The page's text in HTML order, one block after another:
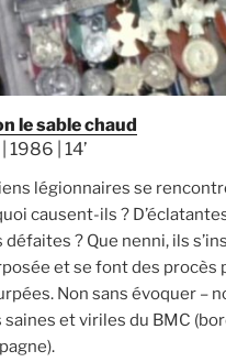
le sable chaud
1986 | 14’
légionnaires se
causent-ils ?
défaites ? Que nenni, ils
et se font des procès
Non sans évoquer –
et viriles du BMC